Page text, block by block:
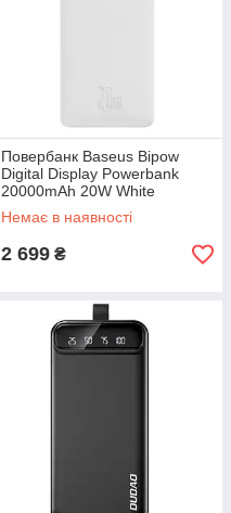
Повербанк Baseus Bipow
Digital Display Powerbank
20000mAh 20W White
Немає в наявності
2 699 ₴